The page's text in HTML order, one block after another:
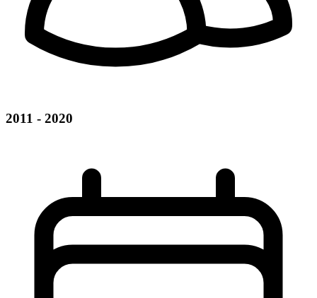
2011 - 2020